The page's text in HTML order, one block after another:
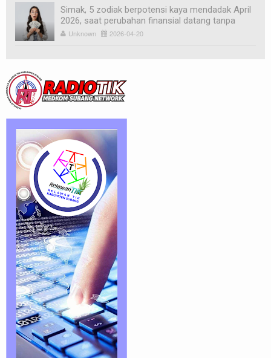
Simak, 5 zodiak berpotensi kaya mendadak April
2026, saat perubahan finansial datang tanpa
diduga
Unknown 2026-04-20